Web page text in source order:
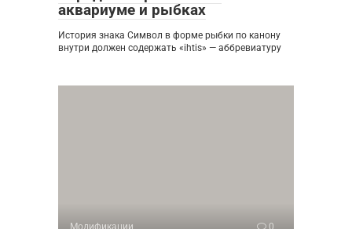
аквариуме и рыбках
История знака Символ в форме рыбки по канону
внутри должен содержать «ihtis» — аббревиатуру
Модификации 0